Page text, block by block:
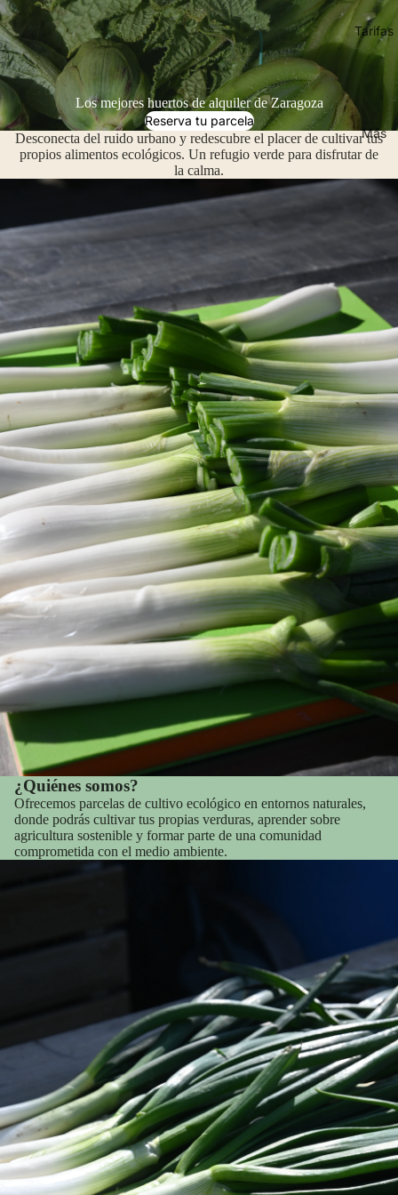
Tarifas
Más
Los mejores huertos de alquiler de Zaragoza
Reserva tu parcela
Desconecta del ruido urbano y redescubre el placer de cultivar tus
propios alimentos ecológicos. Un refugio verde para disfrutar de
la calma.
¿Quiénes somos?
Ofrecemos parcelas de cultivo ecológico en entornos naturales,
donde podrás cultivar tus propias verduras, aprender sobre
agricultura sostenible y formar parte de una comunidad
comprometida con el medio ambiente.